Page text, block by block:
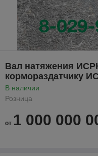
Вал натяжения
кормораздатчику
В наличии
Розница
от 1 000 000